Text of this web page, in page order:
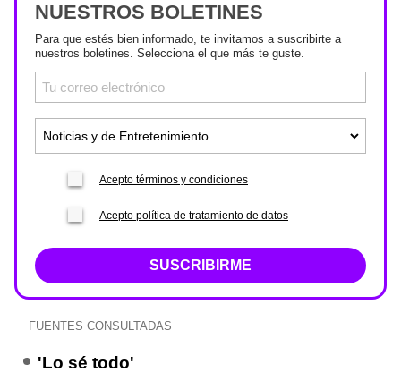
NUESTROS BOLETINES
Para que estés bien informado, te invitamos a suscribirte a
nuestros boletines. Selecciona el que más te guste.
Acepto términos y condiciones
Acepto política de tratamiento de datos
SUSCRIBIRME
FUENTES CONSULTADAS
'Lo sé todo'